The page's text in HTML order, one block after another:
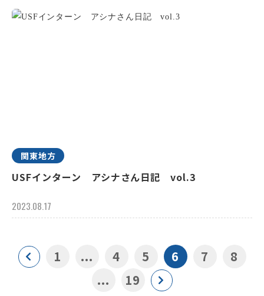
関東地方
USFインターン アシナさん日記 vol.3
2023.08.17
1 ... 4 5 6 7
8
...
19